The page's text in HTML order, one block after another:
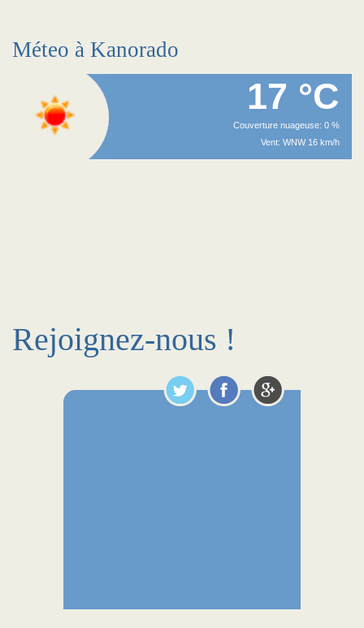
Méteo à Kanorado
17 °C
Couverture nuageuse: 0 %
Vent: WNW 16 km/h
Rejoignez-nous !